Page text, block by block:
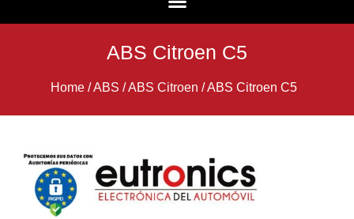
ABS Citroen C5
Home/ABS /ABS Citroen /ABS Citroen C5